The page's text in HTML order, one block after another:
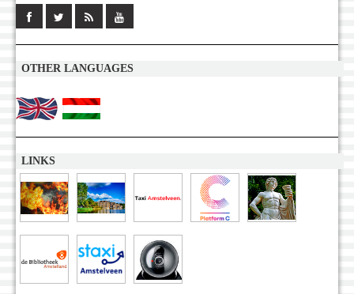
OTHER LANGUAGES
LINKS